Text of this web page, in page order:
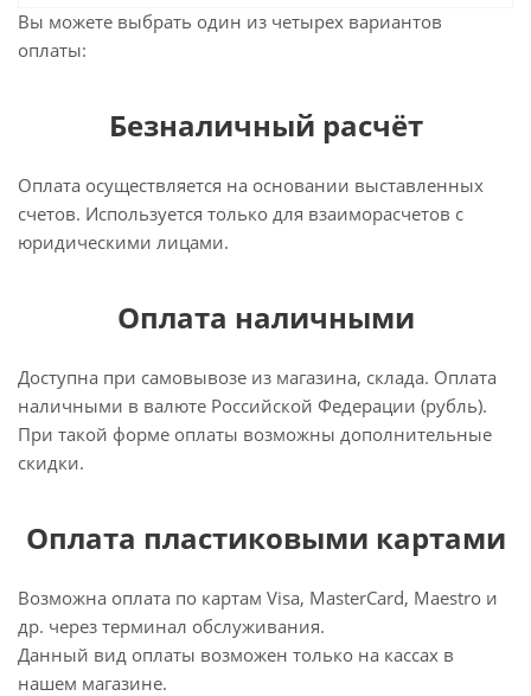
Вы можете выбрать один из четырех вариантов
оплаты:
Безналичный расчёт
Оплата осуществляется на основании выставленных
счетов. Используется только для взаиморасчетов с
юридическими лицами.
Оплата наличными
Доступна при самовывозе из магазина, склада. Оплата
наличными в валюте Российской Федерации (рубль).
При такой форме оплаты возможны дополнительные
скидки.
Оплата пластиковыми картами
Возможна оплата по картам Visa, MasterCard, Maestro и
др. через терминал обслуживания.
Данный вид оплаты возможен только на кассах в
нашем магазине.